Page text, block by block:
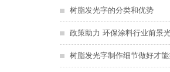
树脂发光字的分类和优势
政策助力 环保涂料行业前景
树脂发光字制作细节做好才